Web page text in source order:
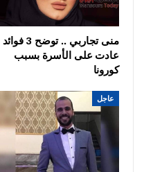
منى تجاربي .. توضح 3 فوائد
عادت على الأسرة بسبب
كورونا
عاجل